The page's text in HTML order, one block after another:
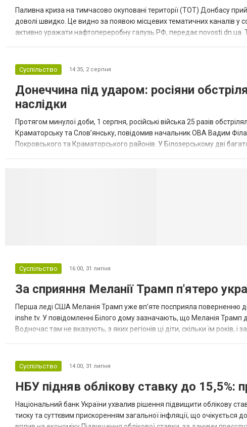
Паливна криза на тимчасово окуповані території (ТОТ) Донбасу
доволі швидко. Це видно за появою місцевих тематичних каналів у
активно уражати нафтопереробну галузь РФ, передає novosti.dn.ua.
Суспільство 14:35, 2 серпня
Донеччина під ударом: росіяни
наслідки
Протягом минулої доби, 1 серпня, російські війська 25 разів
Краматорську та Слов’янську, повідомив начальник ОВА Вадим
Покровського та Краматорського районів. У Білозерському дві
Суспільство 16:00, 31 липня
За сприяння Меланії Трамп п'ятеро
Перша леді США Меланія Трамп уже впʼяте посприяла поверненню
inshe.tv. У повідомленні Білого дому зазначають, що Меланія Трамп
Водночас там не вказують, з яких регіонів ці діти, скільки їм
Суспільство 14:00, 31 липня
НБУ підняв облікову ставку до 15,5%:
Національний банк України ухвалив рішення підвищити облікову
тиску та суттєвим прискоренням загальної інфляції, що